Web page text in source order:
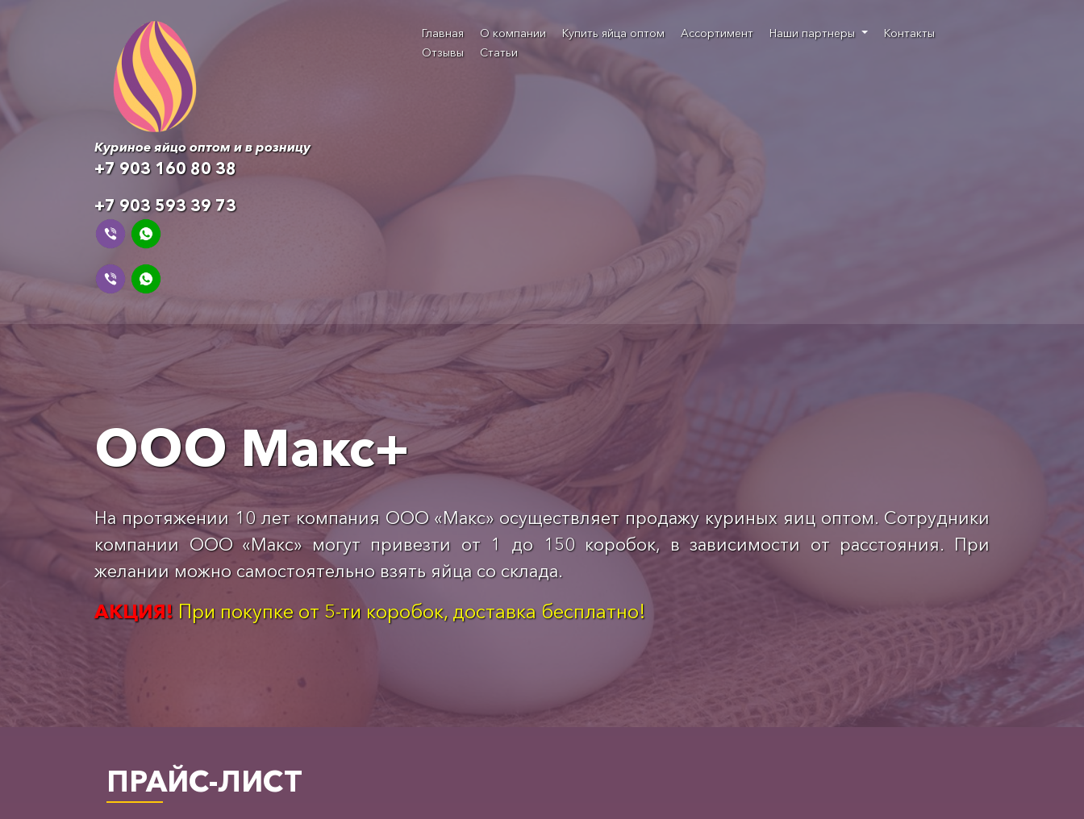
Куриное яйцо оптом и в розницу
+7 903 160 80 38
+7 903 593 39 73
Главная О компании Купить яйца оптом Ассортимент Наши партнеры
Контакты
Отзывы
Статьи
ООО Макс+
На протяжении 10 лет компания ООО «Макс» осуществляет продажу куриных яиц оптом. Сотрудники
компании ООО «Макс» могут привезти от 1 до 150 коробок, в зависимости от расстояния. При
желании можно самостоятельно взять яйца со склада.
АКЦИЯ! При покупке от 5-ти коробок, доставка бесплатно!
ПРАЙС-ЛИСТ